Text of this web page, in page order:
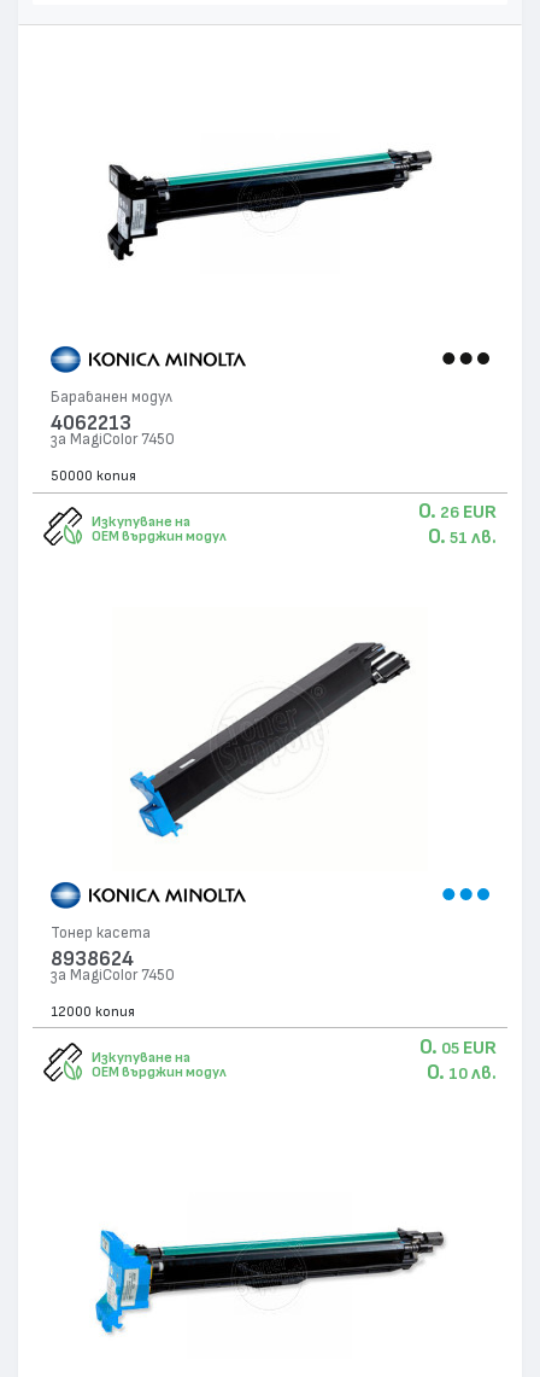
Барабанен модул
4062213
за MagiColor 7450
50000 копия
Изкупуване на
OEM върджин модул
0. 26 EUR
0. 51 лв.
Тонер касета
8938624
за MagiColor 7450
12000 копия
Изкупуване на
OEM върджин модул
0. 05 EUR
0. 10 лв.